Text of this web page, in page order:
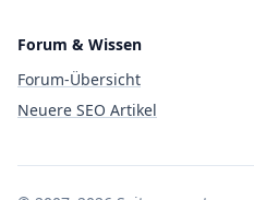
Forum & Wissen
Forum-Übersicht
Neuere SEO Artikel